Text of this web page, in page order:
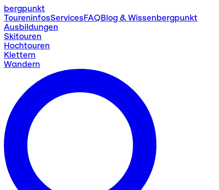
bergpunkt
ToureninfosServicesFAQBlog & Wissenbergpunkt
Ausbildungen
Skitouren
Hochtouren
Klettern
Wandern